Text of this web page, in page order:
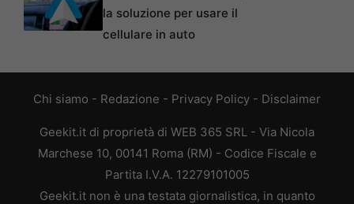
la soluzione per usare il
cellulare in auto
Chi siamo - Redazione - Privacy Policy - Disclaimer
Geekit.it di proprietà di WEB 365 SRL - Via Nicola
Marchese 10, 00141 Roma (RM) - Codice Fiscale e
Partita I.V.A. 12279101005
Geekit.it non è una testata giornalistica, in quanto